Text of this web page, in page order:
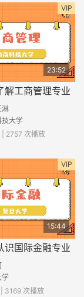
VIP
23:52
解工商管理专业
淋
技大学
2757 次播放
VIP
15:44
识国际金融专业
学
3169 次播放